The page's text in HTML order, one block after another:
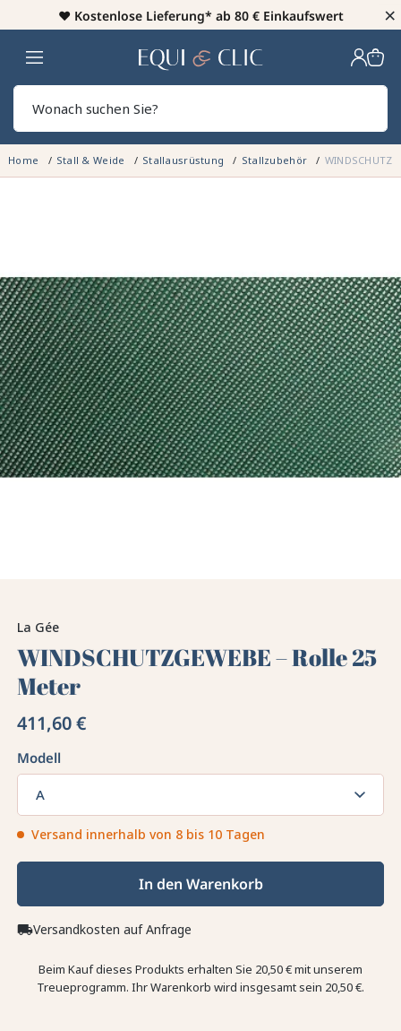
♥️ Kostenlose Lieferung* ab 80 € Einkaufswert ×
Heim
Home Stall & Weide Stallausrüstung Stallzubehör
La Gée
WINDSCHUTZGEWEBE – Rolle 25
Meter
411,60 €
Modell
A
Versand innerhalb von 8 bis 10 Tagen
In den Warenkorb
local_shippingVersandkosten auf Anfrage
Beim Kauf dieses Produkts erhalten Sie 20,50 €mit unserem
Treueprogramm. Ihr Warenkorb wird insgesamt sein 20,50 €.